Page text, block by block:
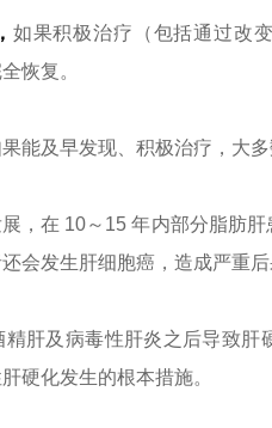
如果积极治疗（包括通过改
恢复。
能及早发现、积极治疗，大多
，在 10～15 年内部分脂肪
会发生肝细胞癌，造成严重后
肝及病毒性肝炎之后导致肝
硬化发生的根本措施。